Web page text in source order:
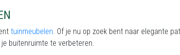
tuinmeubelen. Of je nu op zoek bent naar elegante
buitenruimte te verbeteren.